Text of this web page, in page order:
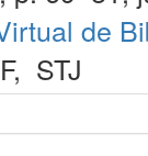
de
, STJ